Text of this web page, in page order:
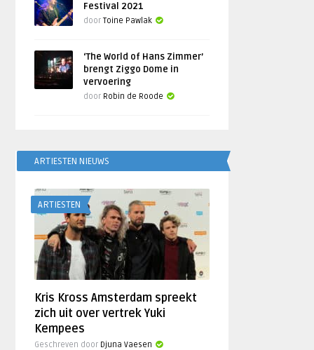
Festival 2021
doorToine Pawlak
‘The World of Hans Zimmer’
brengt Ziggo Dome in
vervoering
door Robin de Roode
ARTIESTEN NIEUWS
ARTIESTEN
Kris Kross Amsterdam spreekt
zich uit over vertrek Yuki
Kempees
Geschreven door Djuna Vaesen